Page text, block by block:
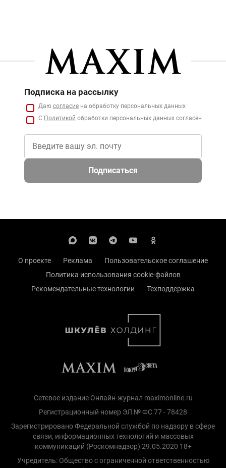
Подписка на рассылку
Даю согласие на обработку персональных данных
С Политикой обработки персональных данных согласен
Подписаться
О проекте Реклама
Пользовательское соглашение
Политика использования cookie-файлов
Рекомендательные технологии
Техподдержка
Сетевое издание Онлайн-журнал maximonline.ru
Регистрационный номер ЭЛ № ФС 77 - 78428
Зарегистрировано Федеральной службой по надзору в сфере
связи, информационных технологий и массовых
коммуникаций (Роскомнадзор) 29.05.2020 18+
Учредитель: Общество с ограниченной ответственностью